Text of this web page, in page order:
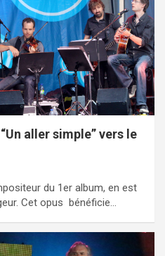
aller simple” vers le
du 1er album, en est
Cet opus bénéficie…